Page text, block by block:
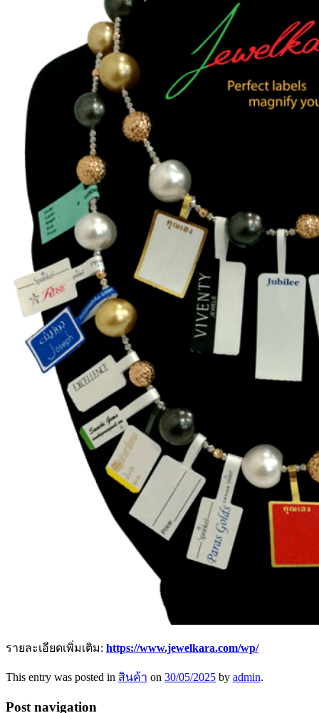
รายละเอียดเพิ่มเติม: https://www.jewelkara.com/wp/
This entry was posted in สินค้า on 30/05/2025 by admin.
Post navigation